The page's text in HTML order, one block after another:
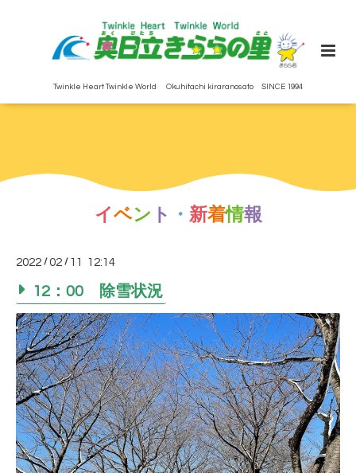
Twinkle Heart Twinkle World Okuhitachi kiraranosato SINCE 1994
イ ベン ト ・ 新着情報
2022 /02 / 11 12:14
12：00 除雪状況